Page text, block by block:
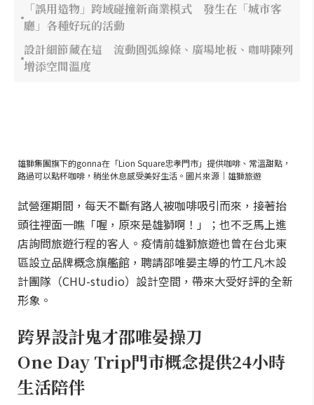
「誤用造物」跨域碰撞新商業模式 發生在「城市客
廳」各種好玩的活動
設計細節藏在這 流動圓弧線條、廣場地板、咖啡陳列
增添空間溫度
雄獅集團旗下的gonna在「Lion Square忠孝門市」提供咖啡、常溫甜點，
路過可以點杯咖啡，稍坐休息感受美好生活。圖片來源｜雄獅旅遊
試營運期間，每天不斷有路人被咖啡吸引而來，接著抬
頭往裡面一瞧「喔，原來是雄獅啊！」；也不乏馬上進
店詢問旅遊行程的客人。疫情前雄獅旅遊也曾在台北東
區設立品牌概念旗艦館，聘請邵唯晏主導的竹工凡木設
計團隊（CHU-studio）設計空間，帶來大受好評的全新
形象。
跨界設計鬼才邵唯晏操刀
One Day Trip門市概念提供24小時
生活陪伴